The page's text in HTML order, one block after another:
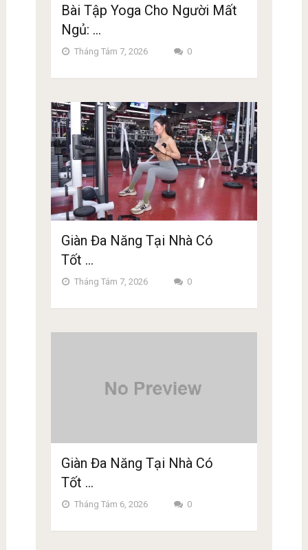
Bài Tập Yoga Cho Người Mất
Ngủ: …
Tháng Tám 7, 2026 0
Giàn Đa Năng Tại Nhà Có
Tốt …
Tháng Tám 7, 2026 0
Giàn Đa Năng Tại Nhà Có
Tốt …
Tháng Tám 6, 2026 0